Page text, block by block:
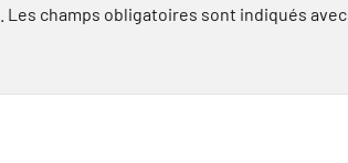
Les champs obligatoires sont indiqués avec